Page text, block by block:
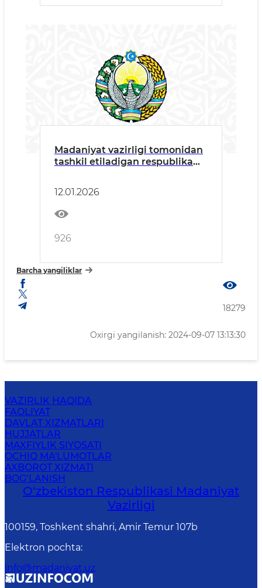
Madaniyat vazirligi tomonidan
tashkil etiladigan respublika
12.01.2026
926
Barcha yangiliklar
18279
Oxirgi yangilanish: 2024-09-07 13:13:30
VAZIRLIK HAQIDA
FAOLIYAT
DAVLAT XIZMATLARI
HUJJATLAR
MAXFIYLIK SIYOSATI
OCHIQ MA'LUMOTLAR
AXBOROT XIZMATI
BOG‘LANISH
O‘zbekiston Respublikasi Madaniyat
Vazirligi
100159, Toshkent shahri, Amir Temur 107b
Elektron pochta:
info@madaniyat.uz